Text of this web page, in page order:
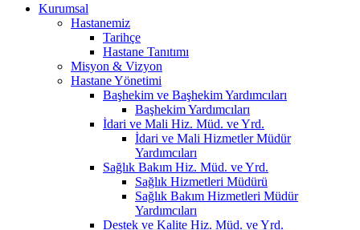
Kurumsal
Hastanemiz
Tarihçe
Hastane Tanıtımı
Misyon & Vizyon
Hastane Yönetimi
Başhekim ve Başhekim Yardımcıları
Başhekim Yardımcıları
İdari ve Mali Hiz. Müd. ve Yrd.
İdari ve Mali Hizmetler Müdür
Yardımcıları
Sağlık Bakım Hiz. Müd. ve Yrd.
Sağlık Hizmetleri Müdürü
Sağlık Bakım Hizmetleri Müdür
Yardımcıları
Destek ve Kalite Hiz. Müd. ve Yrd.